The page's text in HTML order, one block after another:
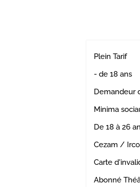
Plein Tarif
- de 18 ans
Demandeur
Minima
De 18 à 26
Cezam /
Carte
Abonné